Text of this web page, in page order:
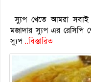
স্যুপ খেতে আমরা
মজাদার স্যুপ এর
স্যুপ..বিস্তারিত